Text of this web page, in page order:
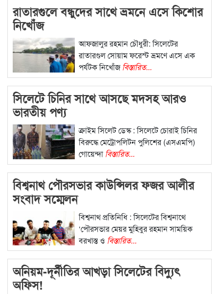
রাতারগুলে বন্ধুদের সাথে ভ্রমনে এসে কিশোর
নিখোঁজ
আফজালুর রহমান চৌধুরী: সিলেটের
রাতারগুল সোয়াম ফরেস্ট ভ্রমণে এসে এক
পর্যটক নিখোঁজবিস্তারিত...
সিলেটে চিনির সাথে আসছে মদসহ আরও
ভারতীয় পণ্য
ক্রাইম সিলেট ডেস্ক : সিলেটে চোরাই চিনির
বিরুদ্ধে মেট্রোপলিটন পুলিশের (এসএমপি)
গোয়েন্দাবিস্তারিত...
বিশ্বনাথ পৌরসভার কাউন্সিলর ফজর আলীর
সংবাদ সম্মেলন
বিশ্বনাথ প্রতিনিধি : সিলেটের বিশ্বনাথে
‘পৌরসভার মেয়র মুহিবুর রহমান সাময়িক
বরখাস্ত ও বিস্তারিত...
অনিয়ম-দূর্নীতির আখড়া সিলেটের বিদ্যুৎ
অফিস!